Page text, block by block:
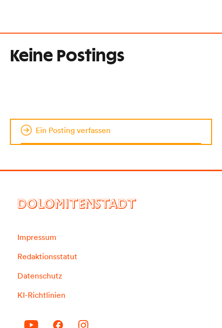
Keine Postings
Ein Posting verfassen
DOLOMITENSTADT
Impressum
Redaktionsstatut
Datenschutz
KI-Richtlinien